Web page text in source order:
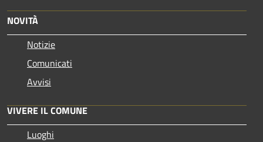
NOVITÀ
Notizie
Comunicati
Avvisi
VIVERE IL COMUNE
Luoghi